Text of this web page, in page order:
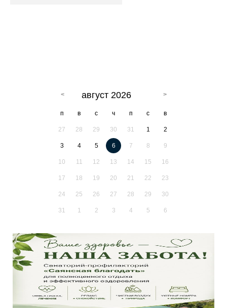
август 2026
п в с ч п с в
27 28 29 30 31 1 2
3 4 5 6 7 8 9
10 11 12 13 14 15 16
17 18 19 20 21 22 23
24 25 26 27 28 29 30
31 1 2 3 4 5 6